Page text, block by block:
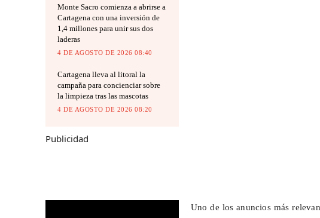
Monte Sacro comienza a abrirse a
Cartagena con una inversión de
1,4 millones para unir sus dos
laderas
4 DE AGOSTO DE 2026 08:40
Cartagena lleva al litoral la
campaña para concienciar sobre
la limpieza tras las mascotas
4 DE AGOSTO DE 2026 08:20
Publicidad
Uno de los anuncios más